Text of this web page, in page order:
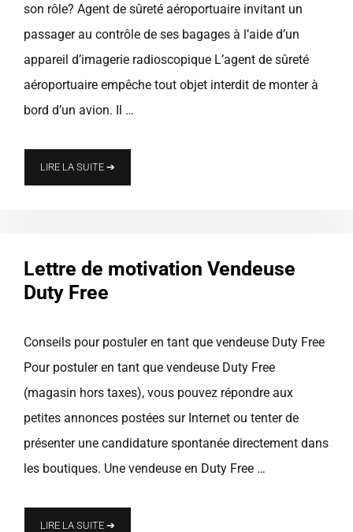
son rôle? Agent de sûreté aéroportuaire invitant un
passager au contrôle de ses bagages à l’aide d’un
appareil d’imagerie radioscopique L’agent de sûreté
aéroportuaire empêche tout objet interdit de monter à
bord d’un avion. Il …
LIRE LA SUITE ➔
Lettre de motivation Vendeuse
Duty Free
Conseils pour postuler en tant que vendeuse Duty Free
Pour postuler en tant que vendeuse Duty Free
(magasin hors taxes), vous pouvez répondre aux
petites annonces postées sur Internet ou tenter de
présenter une candidature spontanée directement dans
les boutiques. Une vendeuse en Duty Free …
LIRE LA SUITE ➔